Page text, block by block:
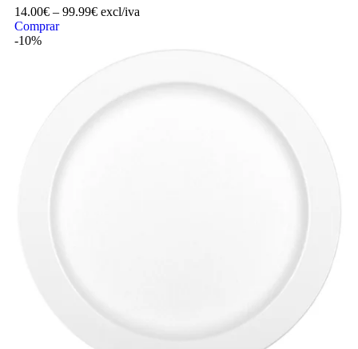
14.00€ – 99.99€ excl/iva
Comprar
-10%